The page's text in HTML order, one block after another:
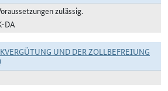
zulässig.
DA
UND DER ZOLLBEFREIUNG